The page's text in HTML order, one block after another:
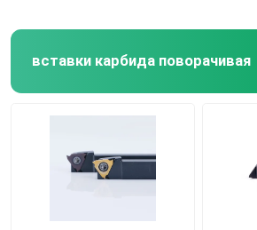
вставки карбида поворачивая